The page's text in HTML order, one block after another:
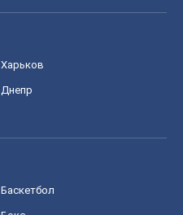
Харьков
Днепр
Баскетбол